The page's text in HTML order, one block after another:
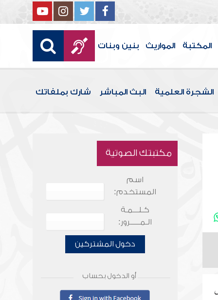
المكتبة المواريث بنين وبنات
الشجرة العلمية البث المباشر شارك بملفاتك
مكتبتك الصوتية
اسم
المستخدم:
كـلـــمـة
الـمـــــرور:
دخول المشتركين
أو الدخول بحساب